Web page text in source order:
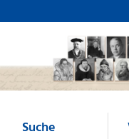
Suche